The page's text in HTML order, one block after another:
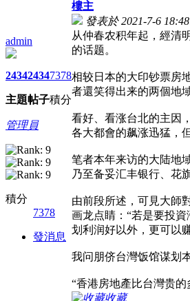
admin
2434
主題
2434
帖子
7378
積分
管理員
積分
7378
發消息
樓主
發表於 2021-7-6
从仲春农积年起，經清
的话题。
相较日本的大印钞票房
者還笑得出来的两個地
看好、看涨台北的主因
各大都會的飙涨迅猛，
笔者本年来访的大陆地
乃至备妥汇丰银行、花
由前段所述，可見大師
画龙点睛：“若是要投
划利润好以外，更可以
我问朋侪台灣饭馆谋划
“香港房地產比台灣贵
收藏